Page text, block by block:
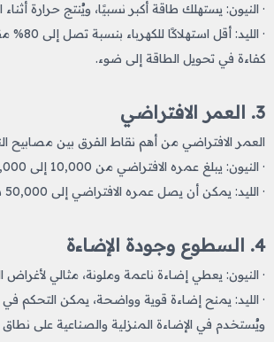
· النيون: يستهلك طاقة أكبر نسبيًا، ويُنتج حرارة
· الليد: أقل
كفاءة في تحويل الطاقة إلى ضوء.
3. العمر الافتراضي
العمر الافتراضي من أهم نقاط الفرق بين مصابيح
· النيون: يبلغ عمره الافتراضي من 10,000 إلى 20,000 ساعة تقريبًا.
· الليد: يمكن أن يصل عمره الافتراضي إلى 50,000 ساعة أو أكثر.
4. السطوع وجودة الإضاءة
· النيون: يعطي إضاءة ناعمة وملونة، مثالي لأغراض
· الليد: يمنح إضاءة قوية وواضحة، يمكن التحكم في
ويُستخدم في الإضاءة المنزلية والصناعية على